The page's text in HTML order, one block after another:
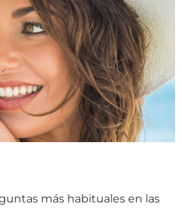
más habituales en las